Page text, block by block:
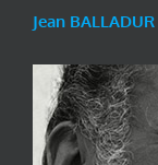
Jean BALLADUR